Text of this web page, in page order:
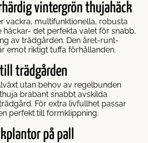
vintergrön thujahäck
vackra, multifunktionella, robusta
häckar- det perfekta valet för snabb,
av trädgården. Den året-runt-
emot riktigt tuffa förhållanden.
trädgården
utan behov av regelbunden
brabant snabbt avskilda
För extra livfullhet passar
perfekt till formklippning.
på pall